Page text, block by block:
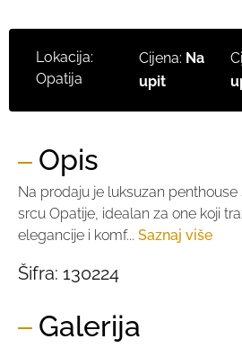
Lokacija:
Opatija
Cijena: Na
upit
Opis
Na prodaju je luksuzan
srcu Opatije, idealan za one koji
elegancije i komf... Saznaj više
Šifra: 130224
Galerija